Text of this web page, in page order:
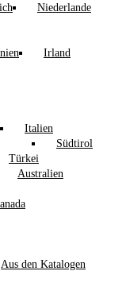
Niederlande
Irland
Italien
Südtirol
Türkei
Australien
Aus den Katalogen